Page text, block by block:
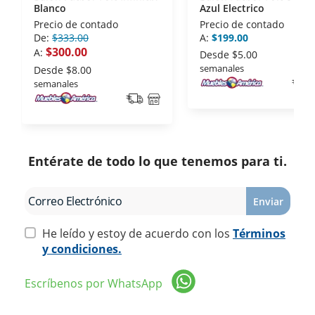
Blanco
Precio de contado
De: $333.00
A: $300.00
Desde $8.00
semanales
Azul Electrico
Precio de contado
A: $199.00
Desde $5.00
semanales
Entérate de todo lo que tenemos para ti.
Enviar
He leído y estoy de acuerdo con los Términos
y condiciones.
Escríbenos por WhatsApp